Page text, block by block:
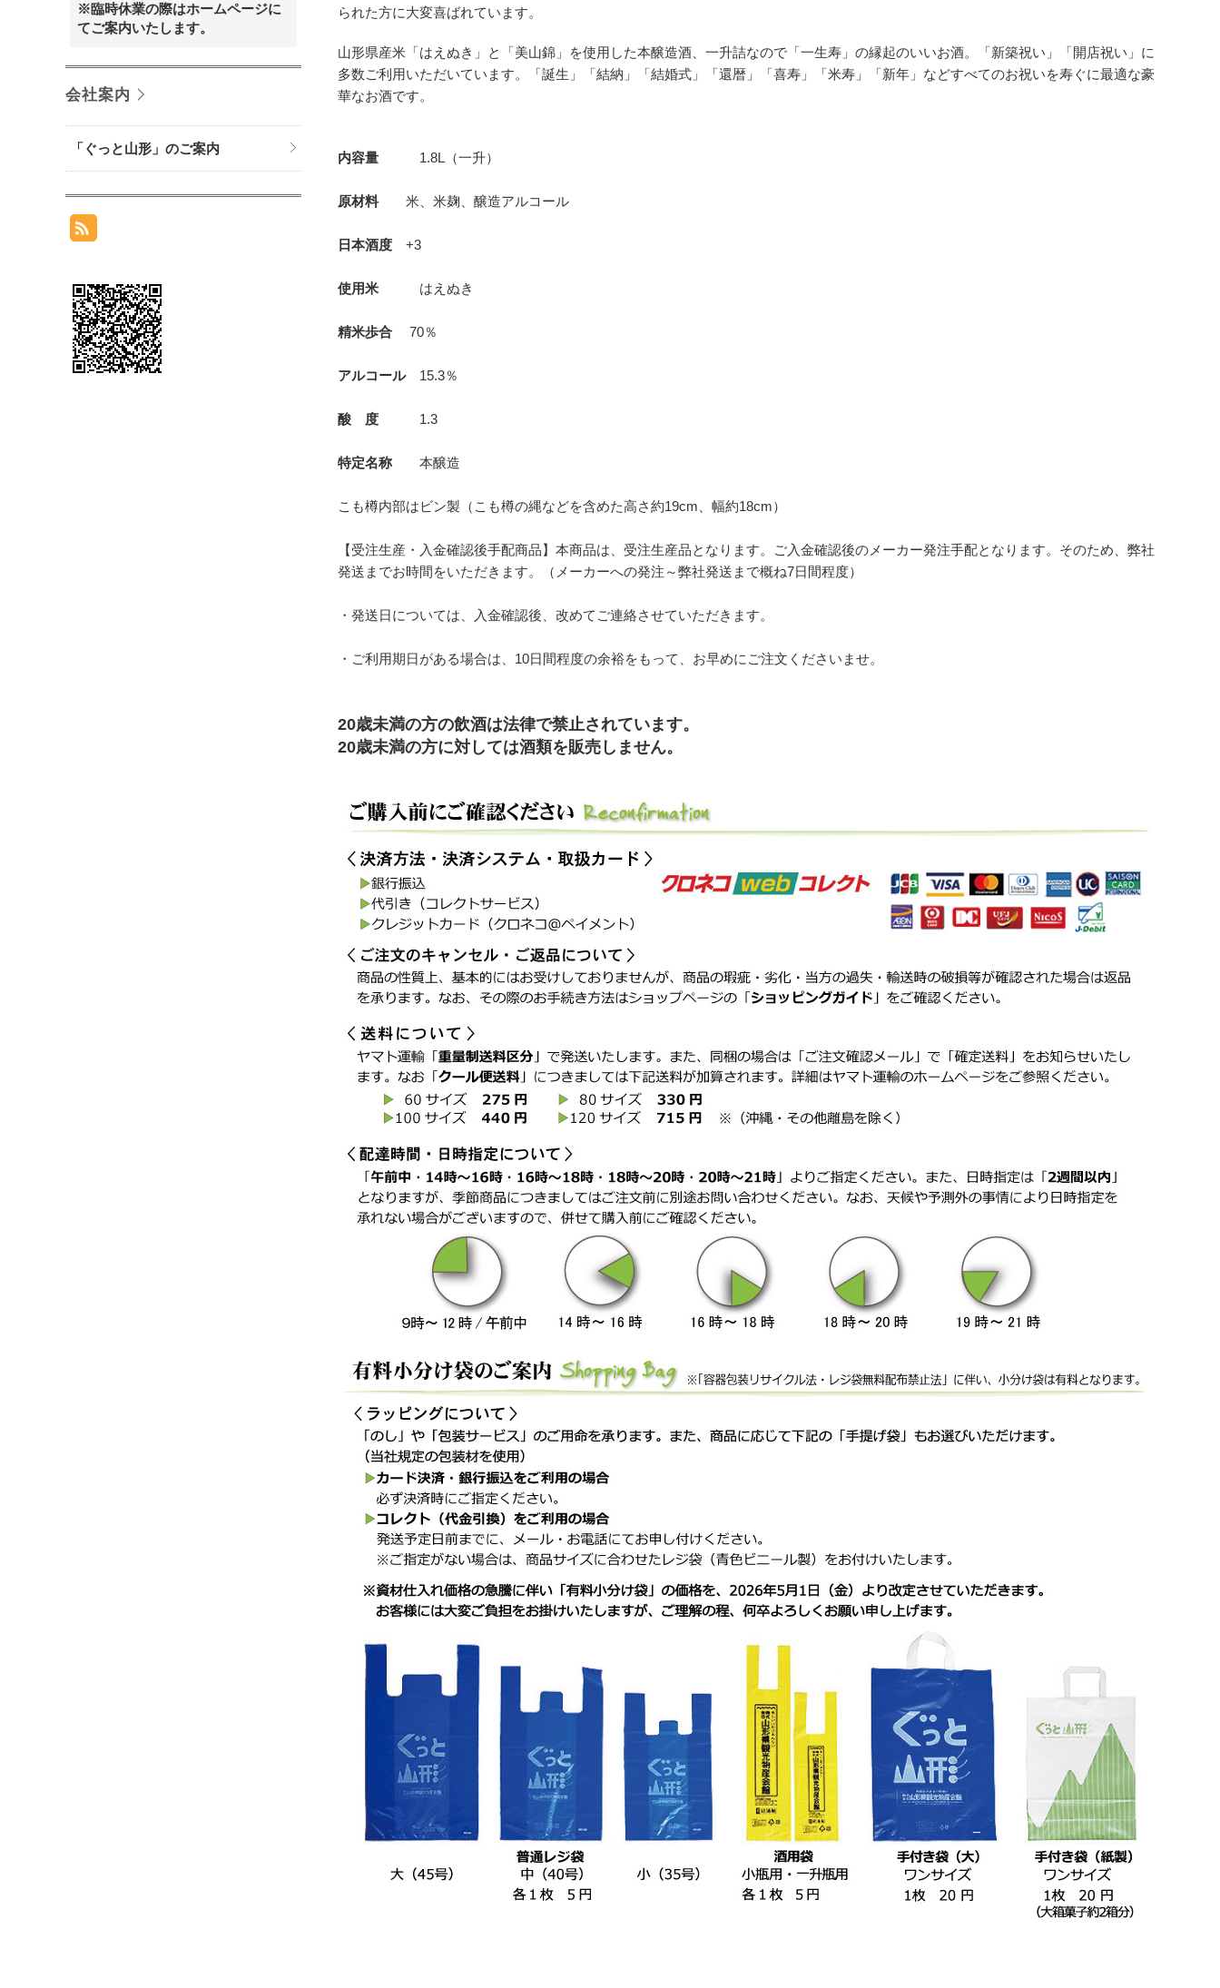
られた方に大変喜ばれています。
山形県産米「はえぬき」と「美山錦」を使用した本醸造酒、一升詰なので「一生寿」の縁起のいいお酒。「新築祝い」「開店祝い」に
多数ご利用いただいています。「誕生」「結納」「結婚式」「還暦」「喜寿」「米寿」「新年」などすべてのお祝いを寿ぐに最適な豪
華なお酒です。
内容量 1.8L（一升）
原材料 米、米麹、醸造アルコール
日本酒度 +3
使用米 はえぬき
精米歩合 70％
アルコール15.3％
酸 度 1.3
特定名称本醸造
こも樽内部はビン製（こも樽の縄などを含めた高さ約19cm、幅約18cm）
【受注生産・入金確認後手配商品】本商品は、受注生産品となります。ご入金確認後のメーカー発注手配となります。そのため、弊社
発送までお時間をいただきます。（メーカーへの発注～弊社発送まで概ね7日間程度）
・発送日については、入金確認後、改めてご連絡させていただきます。
・ご利用期日がある場合は、10日間程度の余裕をもって、お早めにご注文くださいませ。
20歳未満の方の飲酒は法律で禁止されています。
20歳未満の方に対しては酒類を販売しません。
※臨時休業の際はホームページに
てご案内いたします。
会社案内
「ぐっと山形」のご案内